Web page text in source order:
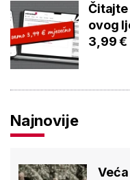
Čitajte
ovog
3,99 €
Najnovije